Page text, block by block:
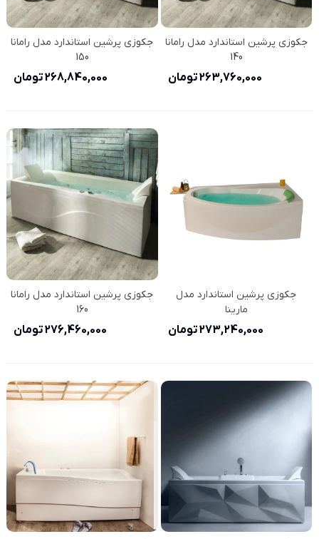
جکوزی پرشین استاندارد مدل رامانا
140
263,760,000 تومان
جکوزی پرشین استاندارد مدل رامانا
150
268,840,000 تومان
جکوزی پرشین استاندارد مدل
مارینا
273,240,000 تومان
جکوزی پرشین استاندارد مدل رامانا
160
276,460,000 تومان